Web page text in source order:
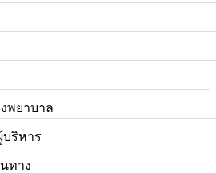
พยาบาล
ริหาร
ทาง